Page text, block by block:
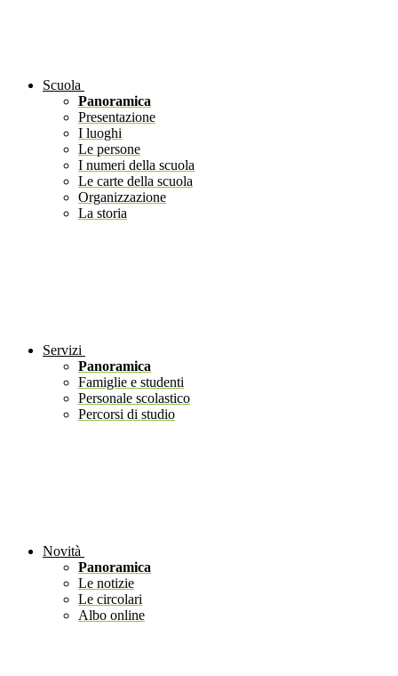
Scuola
Panoramica
Presentazione
I luoghi
Le persone
I numeri della scuola
Le carte della scuola
Organizzazione
La storia
Servizi
Panoramica
Famiglie e studenti
Personale scolastico
Percorsi di studio
Novità
Panoramica
Le notizie
Le circolari
Albo online